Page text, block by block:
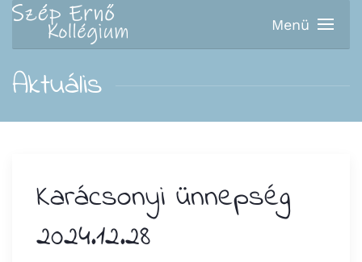
Fő tartalom átugrása
Menü
Aktuális
Karácsonyi ünnepség
2024.12.28